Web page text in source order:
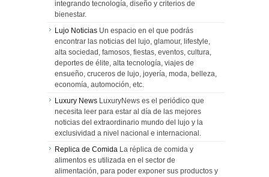
integrando tecnología, diseño y criterios de
bienestar.
Lujo Noticias Un espacio en el que podrás
encontrar las noticias del lujo, glamour, lifestyle,
alta sociedad, famosos, fiestas, eventos, cultura,
deportes de élite, alta tecnología, viajes de
ensueño, cruceros de lujo, joyería, moda, belleza,
economía, automoción, etc.
Luxury News LuxuryNews es el periódico que
necesita leer para estar al día de las mejores
noticias del extraordinario mundo del lujo y la
exclusividad a nivel nacional e internacional.
Replica de Comida La réplica de comida y
alimentos es utilizada en el sector de
alimentación, para poder exponer sus productos y